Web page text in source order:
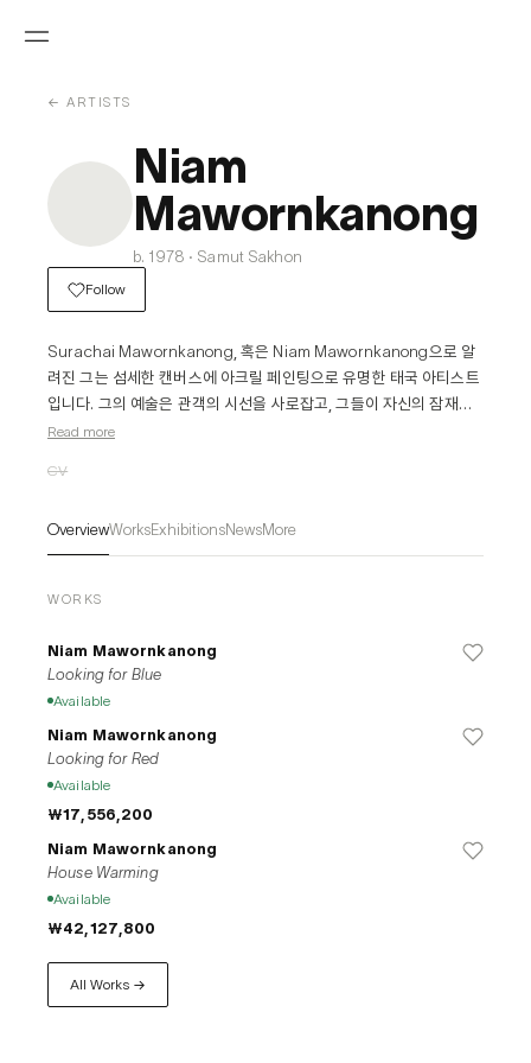
← ARTISTS
Niam
Mawornkanong
b. 1978 · Samut Sakhon
Follow
Surachai Mawornkanong, 혹은 Niam Mawornkanong으로 알
려진 그는 섬세한 캔버스에 아크릴 페인팅으로 유명한 태국 아티스트
입니다. 그의 예술은 관객의 시선을 사로잡고, 그들이 자신의 잠재의
식을 탐험하게끔 자유를 줍니다. 철학과 미술학 학위를 가지고 있음에
사실을 보완합니다. 그의 작품은 추상적 원칙과 사실적인 초상화 사이
Read more
CV
OverviewWorksExhibitionsNewsMore
WORKS
Niam Mawornkanong
Looking for Blue
Available
Niam Mawornkanong
Looking for Red
Available
₩17,556,200
Niam Mawornkanong
House Warming
Available
₩42,127,800
All Works →